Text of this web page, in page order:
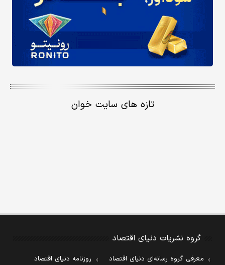
تازه های سایت خوان
گروه نشریات دنیای اقتصاد
معرفی گروه رسانه‌ای دنیای اقتصاد
روزنامه دنیای اقتصاد